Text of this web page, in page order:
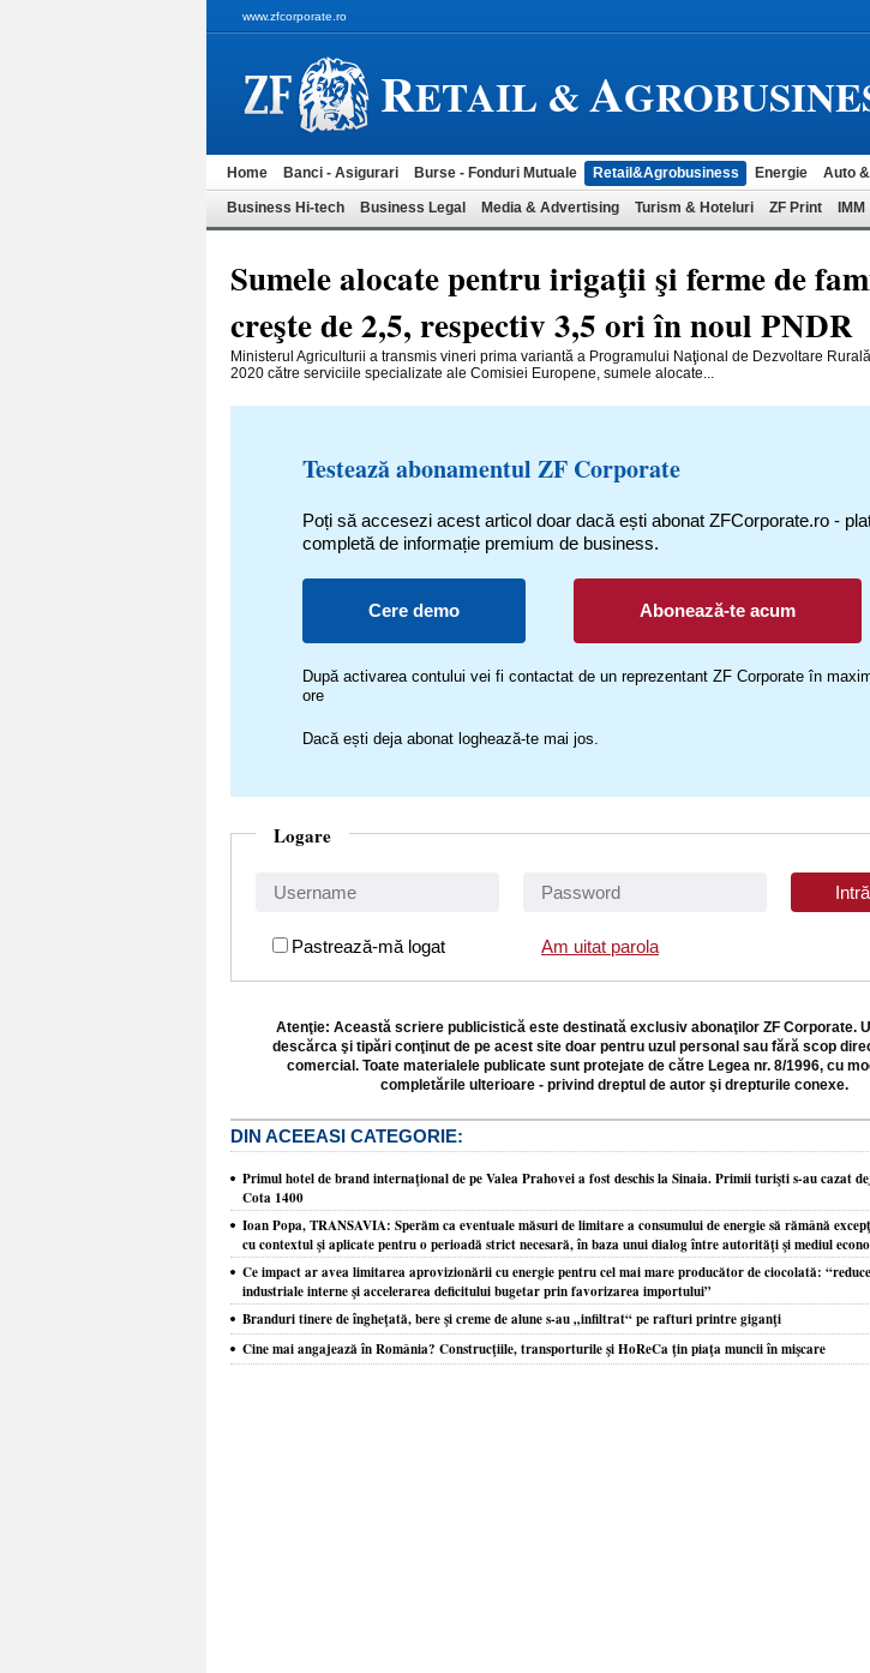
www.zfcorporate.ro
RETAIL &A
Home Banci - Asigurari Burse - Fonduri Mutuale Retail&Agrobusiness Energie Auto
Business Hi-tech Business Legal Media & Advertising Turism & Hoteluri ZF Print IMM
Sumele alocate pentru irigaţii şi ferme de
creşte de 2,5, respectiv 3,5 ori în noul PNDR
Ministerul Agriculturii a transmis vineri prima variantă a Programului Naţional de Dezvoltare
2020 către serviciile specializate ale Comisiei Europene, sumele alocate...
Testează abonamentul ZF Corporate
Poți să accesezi acest articol doar dacă ești abonat ZFCorporate.ro -
completă de informație premium de business.
Cere demo Abonează-te acum
După activarea contului vei fi contactat de un reprezentant ZF Corporate în
ore
Dacă ești deja abonat loghează-te mai jos.
Logare
Pastrează-mă logat Am uitat parola
Atenţie: Această scriere publicistică este destinată exclusiv abonaţilor ZF Corporate.
descărca şi tipări conţinut de pe acest site doar pentru uzul personal sau fără scop
comercial. Toate materialele publicate sunt protejate de către Legea nr. 8/1996, cu
completările ulterioare - privind dreptul de autor şi drepturile conexe.
DIN ACEEASI CATEGORIE:
​Primul hotel de brand internaţional de pe Valea Prahovei a fost deschis la Sinaia. Primii turişti s-au cazat
Cota 1400
Ioan Popa, TRANSAVIA: Sperăm ca eventuale măsuri de limitare a consumului de energie să rămână
cu contextul şi aplicate pentru o perioadă strict necesară, în baza unui dialog între autorităţi şi mediul
Ce impact ar avea limitarea aprovizionării cu energie pentru cel mai mare producător de ciocolată:
industriale interne şi accelerarea deficitului bugetar prin favorizarea importului”
Branduri tinere de îngheţată, bere şi creme de alune s-au „infiltrat“ pe rafturi printre giganţi
Cine mai angajează în România? Construcţiile, transporturile şi HoReCa ţin piaţa muncii în mişcare